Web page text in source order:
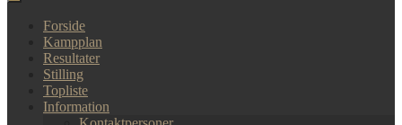
Forside
Kampplan
Resultater
Stilling
Topliste
Information